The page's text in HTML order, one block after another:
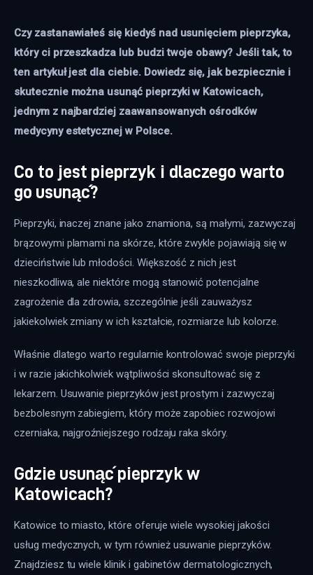
Czy zastanawiałeś się kiedyś nad usunięciem pieprzyka,
który ci przeszkadza lub budzi twoje obawy? Jeśli tak, to
ten artykuł jest dla ciebie. Dowiedz się, jak bezpiecznie i
skutecznie można usunąć pieprzyki w Katowicach,
jednym z najbardziej zaawansowanych ośrodków
medycyny estetycznej w Polsce.
Co to jest pieprzyk i dlaczego warto
go usunąć?
Pieprzyki, inaczej znane jako znamiona, są małymi, zazwyczaj
brązowymi plamami na skórze, które zwykle pojawiają się w
dzieciństwie lub młodości. Większość z nich jest
nieszkodliwa, ale niektóre mogą stanowić potencjalne
zagrożenie dla zdrowia, szczególnie jeśli zauważysz
jakiekolwiek zmiany w ich kształcie, rozmiarze lub kolorze.
Właśnie dlatego warto regularnie kontrolować swoje pieprzyki
i w razie jakichkolwiek wątpliwości skonsultować się z
lekarzem. Usuwanie pieprzyków jest prostym i zazwyczaj
bezbolesnym zabiegiem, który może zapobiec rozwojowi
czerniaka, najgroźniejszego rodzaju raka skóry.
Gdzie usunąć pieprzyk w
Katowicach?
Katowice to miasto, które oferuje wiele wysokiej jakości
usług medycznych, w tym również usuwanie pieprzyków.
Znajdziesz tu wiele klinik i gabinetów dermatologicznych,